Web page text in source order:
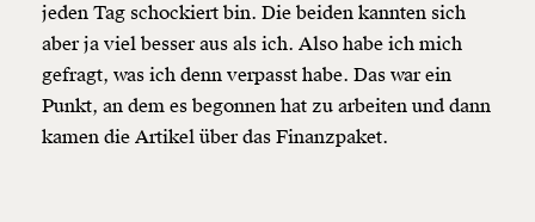
jeden Tag schockiert bin. Die beiden kannten sich
aber ja viel besser aus als ich. Also habe ich mich
gefragt, was ich denn verpasst habe. Das war ein
Punkt, an dem es begonnen hat zu arbeiten und dann
kamen die Artikel über das Finanzpaket.